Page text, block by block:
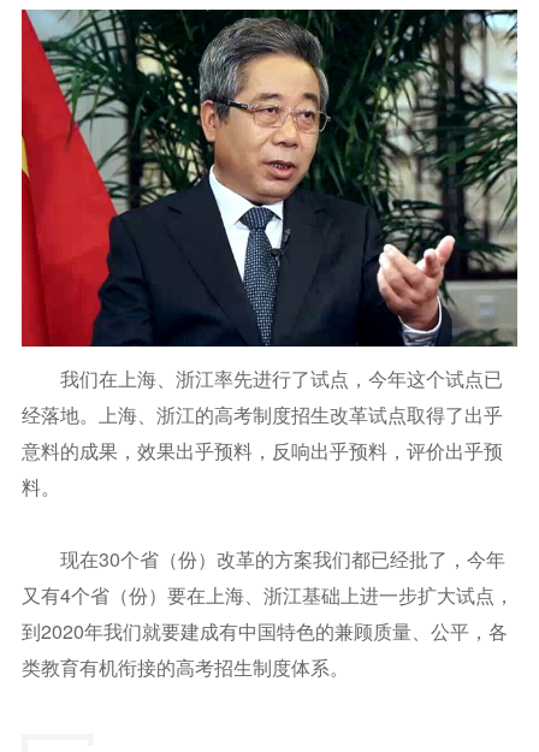
我们在上海、浙江率先进行了试点，今年这个试点已
经落地。上海、浙江的高考制度招生改革试点取得了出乎
意料的成果，效果出乎预料，反响出乎预料，评价出乎预
料。
现在30个省（份）改革的方案我们都已经批了，今年
又有4个省（份）要在上海、浙江基础上进一步扩大试点，
到2020年我们就要建成有中国特色的兼顾质量、公平，各
类教育有机衔接的高考招生制度体系。